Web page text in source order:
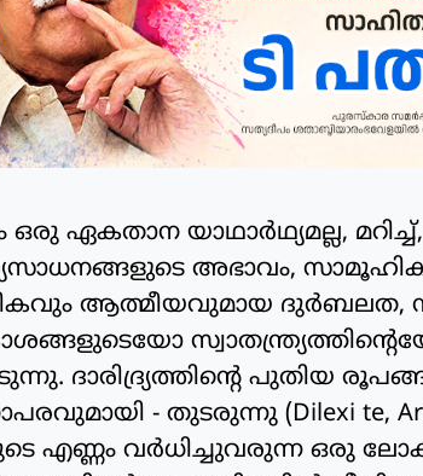
ഒരു ഏകതാന യാഥാര്‍ഥ്യമല്ല,
അഭാവം,
ആത്മീയവുമായ ദുര്‍ബലത,
ദാരിദ്ര്യത്തിന്റെ പുതിയ
- തുടരുന്നു (Dilexi te,
എണ്ണം വര്‍ധിച്ചുവരുന്ന ഒരു